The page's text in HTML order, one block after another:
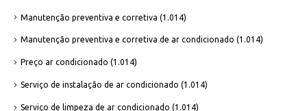
Manutenção preventiva e corretiva (1.014)
Manutenção preventiva e corretiva de ar condicionado (1.014)
Preço ar condicionado (1.014)
Serviço de instalação de ar condicionado (1.014)
Serviço de limpeza de ar condicionado (1.014)